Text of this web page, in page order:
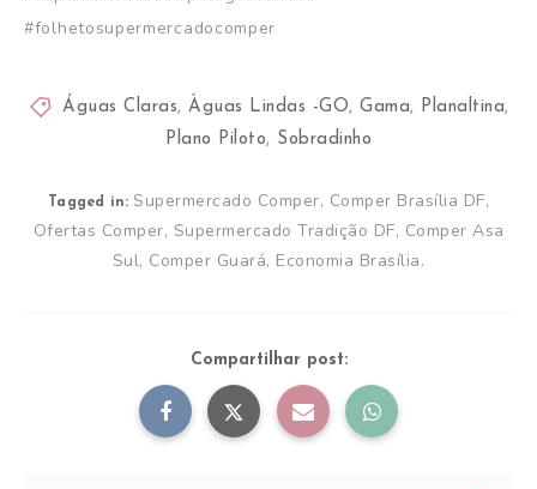
#folhetosupermercadocomper
Águas Claras, Àguas Lindas -GO, Gama, Planaltina,
Plano Piloto, Sobradinho
Tagged in: Supermercado Comper, Comper Brasília DF,
Ofertas Comper, Supermercado Tradição DF, Comper Asa
Sul, Comper Guará, Economia Brasília.
Compartilhar post: